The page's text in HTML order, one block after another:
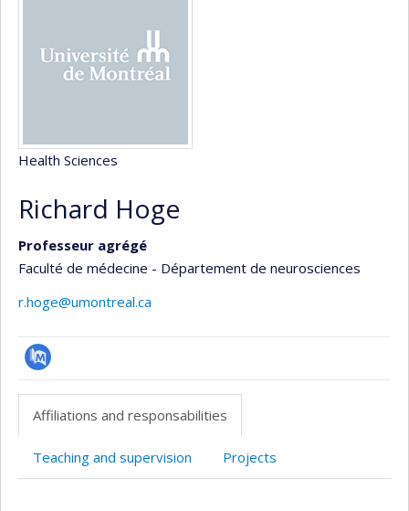
Health Sciences
Richard Hoge
Professeur agrégé
Faculté de médecine - Département de neurosciences
r.hoge@umontreal.ca
PubMed
Affiliations and responsabilities
Teaching and supervision Projects